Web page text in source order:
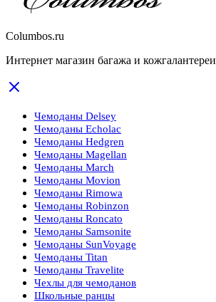
Columbos.ru
Интернет магазин багажа и кожгалантереи
Чемоданы Delsey
Чемоданы Echolac
Чемоданы Hedgren
Чемоданы Magellan
Чемоданы March
Чемоданы Movion
Чемоданы Rimowa
Чемоданы Robinzon
Чемоданы Roncato
Чемоданы Samsonite
Чемоданы SunVoyage
Чемоданы Titan
Чемоданы Travelite
Чехлы для чемоданов
Школьные ранцы